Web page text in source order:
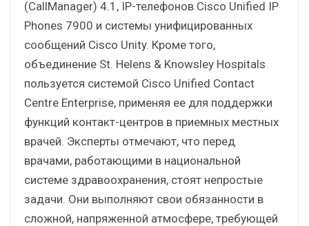
(CallManager) 4.1, IP-телефонов Cisco Unified IP
Phones 7900 и системы унифицированных
сообщений Cisco Unity. Кроме того,
объединение St. Helens & Knowsley Hospitals
пользуется системой Cisco Unified Contact
Centre Enterprise, применяя ее для поддержки
функций контакт-центров в приемных местных
врачей. Эксперты отмечают, что перед
врачами, работающими в национальной
системе здравоохранения, стоят непростые
задачи. Они выполняют свои обязанности в
сложной, напряженной атмосфере, требующей